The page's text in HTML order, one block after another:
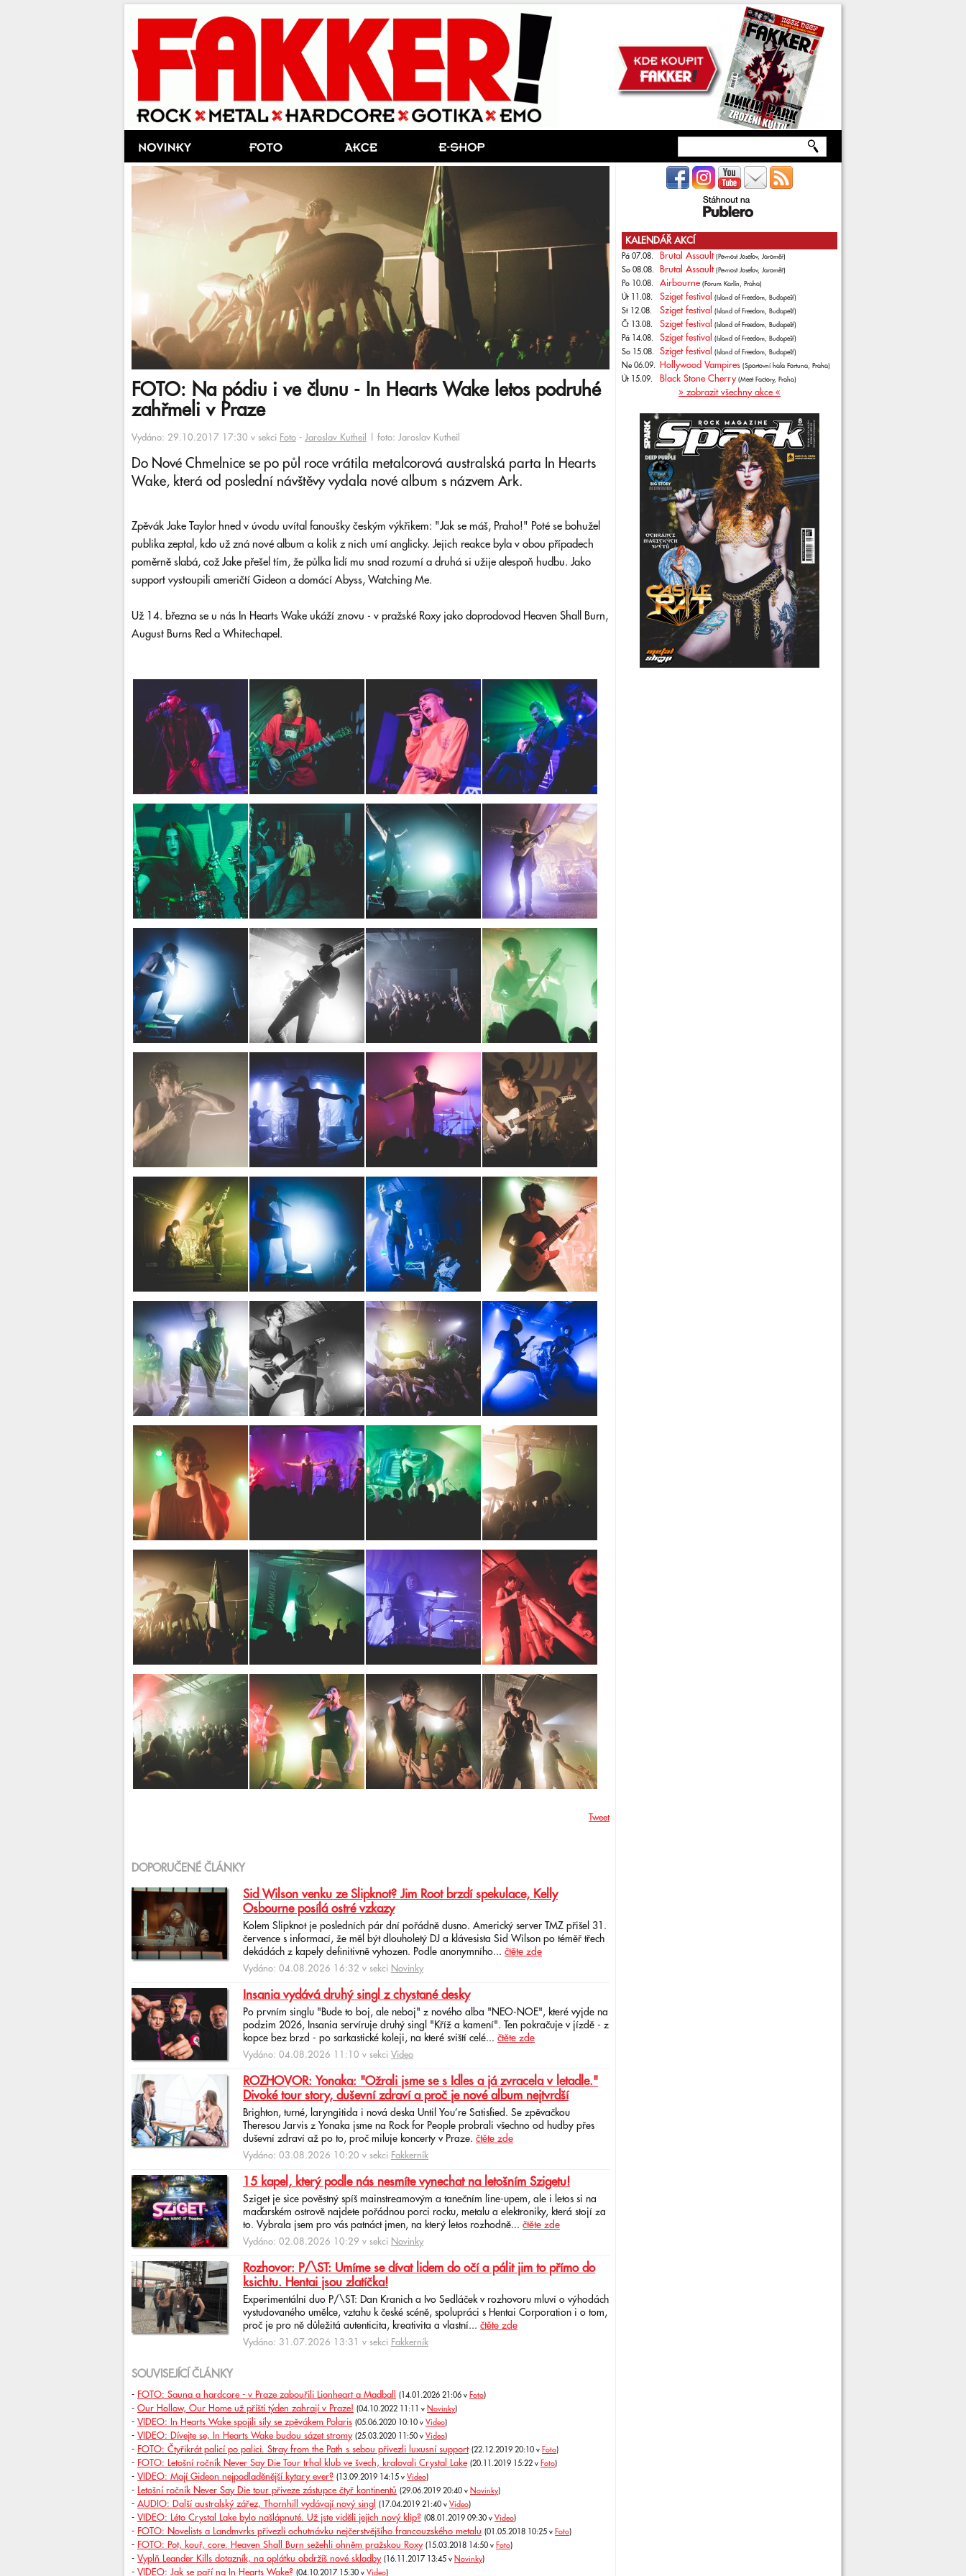
FOTO: Na pódiu i ve člunu - In Hearts Wake letos podruhé
zahřmeli v Praze
Vydáno: 29.10.2017 17:30 v sekci Foto - Jaroslav Kutheil | foto: Jaroslav Kutheil
Do Nové Chmelnice se po půl roce vrátila metalcorová australská parta In Hearts
Wake, která od poslední návštěvy vydala nové album s názvem Ark.
Zpěvák Jake Taylor hned v úvodu uvítal fanoušky českým výkřikem: "Jak se máš, Praho!" Poté se bohužel
publika zeptal, kdo už zná nové album a kolik z nich umí anglicky. Jejich reakce byla v obou případech
poměrně slabá, což Jake přešel tím, že půlka lidí mu snad rozumí a druhá si užije alespoň hudbu. Jako
support vystoupili američtí Gideon a domácí Abyss, Watching Me.
Už 14. března se u nás In Hearts Wake ukáží znovu - v pražské Roxy jako doprodovod Heaven Shall Burn,
August Burns Red a Whitechapel.
Tweet
DOPORUČENÉ ČLÁNKY
Sid Wilson venku ze Slipknot? Jim Root brzdí spekulace, Kelly
Osbourne posílá ostré vzkazy
Kolem Slipknot je posledních pár dní pořádně dusno. Americký server TMZ přišel 31.
července s informací, že měl být dlouholetý DJ a klávesista Sid Wilson po téměř třech
dekádách z kapely definitivně vyhozen. Podle anonymního... čtěte zde
Vydáno: 04.08.2026 16:32 v sekci Novinky
Insania vydává druhý singl z chystané desky
Po prvním singlu "Bude to boj, ale neboj" z nového alba "NEO-NOE", které vyjde na
podzim 2026, Insania servíruje druhý singl "Kříž a kamení". Ten pokračuje v jízdě - z
kopce bez brzd - po sarkastické koleji, na které sviští celé... čtěte zde
Vydáno: 04.08.2026 11:10 v sekci Video
ROZHOVOR: Yonaka: "Ožrali jsme se s Idles a já zvracela v letadle."
Divoké tour story, duševní zdraví a proč je nové album nejtvrdší
Brighton, turné, laryngitida i nová deska Until You’re Satisfied. Se zpěvačkou
Theresou Jarvis z Yonaka jsme na Rock for People probrali všechno od hudby přes
duševní zdraví až po to, proč miluje koncerty v Praze. čtěte zde
Vydáno: 03.08.2026 10:20 v sekci Fakkerník
15 kapel, který podle nás nesmíte vynechat na letošním Szigetu!
Sziget je sice pověstný spíš mainstreamovým a tanečním line-upem, ale i letos si na
maďarském ostrově najdete pořádnou porci rocku, metalu a elektroniky, která stojí za
to. Vybrala jsem pro vás patnáct jmen, na který letos rozhodně... čtěte zde
Vydáno: 02.08.2026 10:29 v sekci Novinky
Rozhovor: P/\ST: Umíme se dívat lidem do očí a pálit jim to přímo do
ksichtu. Hentai jsou zlatíčka!
Experimentální duo P/\ST: Dan Kranich a Ivo Sedláček v rozhovoru mluví o výhodách
vystudovaného umělce, vztahu k české scéně, spolupráci s Hentai Corporation i o tom,
proč je pro ně důležitá autenticita, kreativita a vlastní... čtěte zde
Vydáno: 31.07.2026 13:31 v sekci Fakkerník
SOUVISEJÍCÍ ČLÁNKY
- FOTO: Sauna a hardcore - v Praze zabouřili Lionheart a Madball (14.01.2026 21:06 v Foto)
- Our Hollow, Our Home už příští týden zahrají v Praze! (04.10.2022 11:11 v Novinky)
- VIDEO: In Hearts Wake spojili síly se zpěvákem Polaris (05.06.2020 10:10 v Video)
- VIDEO: Dívejte se, In Hearts Wake budou sázet stromy (25.03.2020 11:50 v Video)
- FOTO: Čtyřikrát palicí po palici. Stray from the Path s sebou přivezli luxusní support (22.12.2019 20:10 v Foto)
- FOTO: Letošní ročník Never Say Die Tour trhal klub ve švech, kralovali Crystal Lake (20.11.2019 15:22 v Foto)
- VIDEO: Mají Gideon nejpodladěnější kytary ever? (13.09.2019 14:15 v Video)
- Letošní ročník Never Say Die tour přiveze zástupce čtyř kontinentů (29.06.2019 20:40 v Novinky)
- AUDIO: Další australský zářez, Thornhill vydávají nový singl (17.04.2019 21:40 v Video)
- VIDEO: Léto Crystal Lake bylo našlápnuté. Už jste viděli jejich nový klip? (08.01.2019 09:30 v Video)
- FOTO: Novelists a Landmvrks přivezli ochutnávku nejčerstvějšího francouzského metalu (01.05.2018 10:25 v Foto)
- FOTO: Pot, kouř, core. Heaven Shall Burn sežehli ohněm pražskou Roxy (15.03.2018 14:50 v Foto)
- Vyplň Leander Kills dotazník, na oplátku obdržíš nové skladby (16.11.2017 13:45 v Novinky)
- VIDEO: Jak se paří na In Hearts Wake? (04.10.2017 15:30 v Video)
KALENDÁŘ AKCÍ
Pá 07.08. Brutal Assault (Pevnost Josefov, Jaroměř)
So 08.08. Brutal Assault (Pevnost Josefov, Jaroměř)
Po 10.08. Airbourne (Forum Karlín, Praha)
Út 11.08. Sziget festival (Island of Freedom, Budapešť)
St 12.08. Sziget festival (Island of Freedom, Budapešť)
Čt 13.08. Sziget festival (Island of Freedom, Budapešť)
Pá 14.08. Sziget festival (Island of Freedom, Budapešť)
So 15.08. Sziget festival (Island of Freedom, Budapešť)
Ne 06.09. Hollywood Vampires (Sportovní hala Fortuna, Praha)
Út 15.09. Black Stone Cherry (Meet Factory, Praha)
» zobrazit všechny akce «